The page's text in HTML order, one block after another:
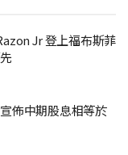
Jr 登上福布斯菲
佈中期股息相等於